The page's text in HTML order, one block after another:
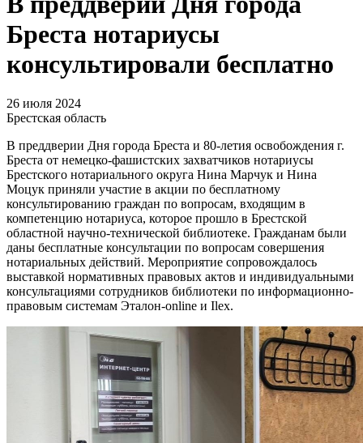
Бреста нотариусы
консультировали бесплатно
26 июля 2024
Брестская область
В преддверии Дня города Бреста и 80-летия освобождения г.
Бреста от немецко-фашистских захватчиков нотариусы
Брестского нотариального округа Нина Марчук и Нина
Моцук приняли участие в акции по бесплатному
консультированию граждан по вопросам, входящим в
компетенцию нотариуса, которое прошло в Брестской
областной научно-технической библиотеке. Гражданам были
даны бесплатные консультации по вопросам совершения
нотариальных действий. Мероприятие сопровождалось
выставкой нормативных правовых актов и индивидуальными
консультациями сотрудников библиотеки по информационно-
правовым системам Эталон-online и Ilex.